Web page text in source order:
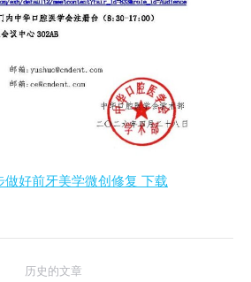
做好前牙美学微创修复 下载
历史的文章